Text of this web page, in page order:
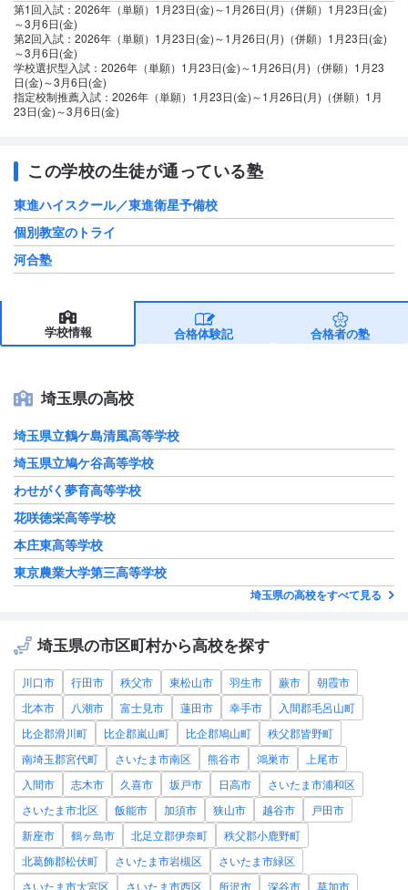
第1回入試：2026年（単願）1月23日(金)～1月26日(月)（併願）1月23日(金)
～3月6日(金)
第2回入試：2026年（単願）1月23日(金)～1月26日(月)（併願）1月23日(金)
～3月6日(金)
学校選択型入試：2026年（単願）1月23日(金)～1月26日(月)（併願）1月23
日(金)～3月6日(金)
指定校制推薦入試：2026年（単願）1月23日(金)～1月26日(月)（併願）1月
23日(金)～3月6日(金)
この学校の生徒が通っている塾
東進ハイスクール／東進衛星予備校
個別教室のトライ
河合塾
学校情報 合格体験記 合格者の塾
埼玉県の高校
埼玉県立鶴ケ島清風高等学校
埼玉県立鳩ケ谷高等学校
わせがく夢育高等学校
花咲徳栄高等学校
本庄東高等学校
東京農業大学第三高等学校
埼玉県の高校をすべて見る
埼玉県の市区町村から高校を探す
川口市 行田市 秩父市 東松山市 羽生市 蕨市
朝霞市
北本市
八潮市 富士見市 蓮田市 幸手市
入間郡毛呂山町
比企郡滑川町
比企郡嵐山町 比企郡鳩山町
秩父郡皆野町
南埼玉郡宮代町
さいたま市南区 熊谷市 鴻巣市
上尾市
入間市
志木市 久喜市 坂戸市 日高市
さいたま市浦和区
さいたま市北区
飯能市 加須市 狭山市 越谷市
戸田市
新座市
鶴ヶ島市 北足立郡伊奈町
秩父郡小鹿野町
北葛飾郡松伏町
さいたま市岩槻区
さいたま市緑区
さいたま市大宮区
さいたま市西区 所沢市 深谷市
草加市